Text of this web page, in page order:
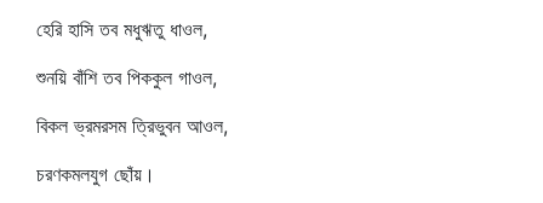
হেরি হাসি তব মধুঋতু ধাওল,
শুনয়ি বাঁশি তব পিককুল গাওল,
বিকল ভ্রমরসম ত্রিভুবন আওল,
চরণকমলযুগ ছোঁয়।